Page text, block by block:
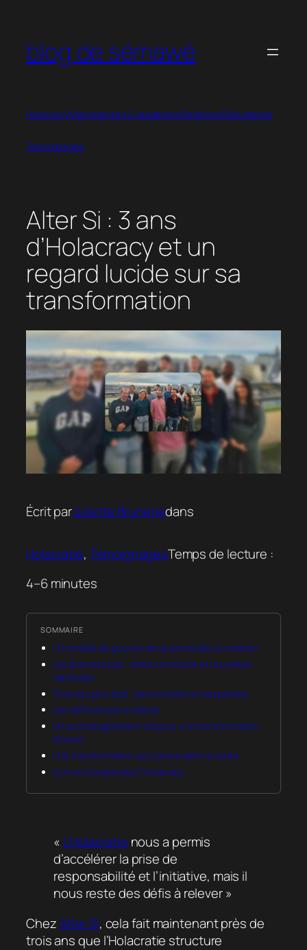
contenu
blog de sémawé
HolacracyManagement & leadershipRelationsRobustesse
Témoignages
Alter Si : 3 ans
d’Holacracy et un
regard lucide sur sa
transformation
Écrit parJuliette Bruneriedans
Holacratie, TémoignagesTemps de lecture :
4–6 minutes
SOMMAIRE
Un modèle de gouvernance pensé dès la création
Les premiers pas : entre continuité et nouvelles
habitudes
Trois ans plus tard : des évolutions marquantes
Les défis encore à relever
Un accompagnement clé pour une transformation
réussie
Une transformation qui s’ancre dans la durée
Le livre Comprendre l’Holacracy
« L’Holacratie nous a permis
d’accélérer la prise de
responsabilité et l’initiative, mais il
nous reste des défis à relever »
ChezAlter Si, cela fait maintenant près de
trois ans que l’Holacratie structure